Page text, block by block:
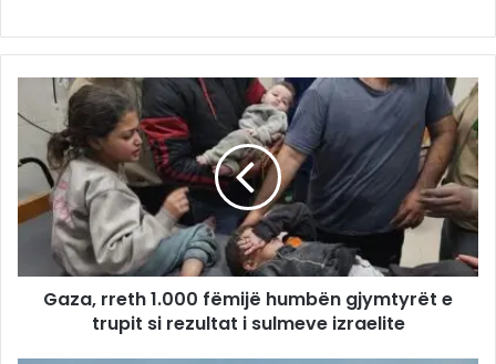
Gaza, rreth 1.000 fëmijë humbën gjymtyrët e
trupit si rezultat i sulmeve izraelite